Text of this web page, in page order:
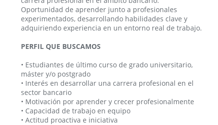
Oportunidad de aprender junto a profesionales
experimentados, desarrollando habilidades clave y
adquiriendo experiencia en un entorno real de trabajo.
PERFIL QUE BUSCAMOS
• Estudiantes de último curso de grado universitario,
máster y/o postgrado
• Interés en desarrollar una carrera profesional en el
sector bancario
• Motivación por aprender y crecer profesionalmente
• Capacidad de trabajo en equipo
• Actitud proactiva e iniciativa